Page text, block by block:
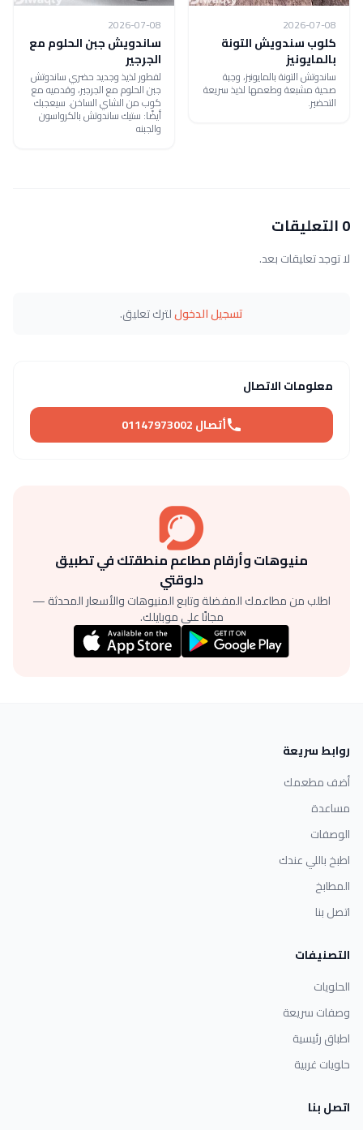
2026-07-08
كلوب سندويش التونة
بالمايونيز
ساندوتش التونة بالمايونيز، وجبة
صحية مشبعة وطعمها لذيذ سريعة
التحضير.
2026-07-08
ساندويش جبن الحلوم مع
الجرجير
لفطور لذيذ وجديد حضري ساندوتش
جبن الحلوم مع الجرجير، وقدميه مع
كوب من الشاي الساخن. سيعجبك
أيضًا: ستيك ساندوتش بالكرواسون
والجبنه
0 التعليقات
لا توجد تعليقات بعد.
تسجيل الدخوللترك تعليق.
معلومات الاتصال
أتصال 01147973002
منيوهات وأرقام مطاعم منطقتك في تطبيق
دلوقتي
اطلب من مطاعمك المفضلة وتابع المنيوهات والأسعار المحدثة —
مجانًا على موبايلك.
روابط سريعة
أضف مطعمك
مساعدة
الوصفات
اطبخ باللي عندك
المطابخ
اتصل بنا
التصنيفات
الحلويات
وصفات سريعة
اطباق رئيسية
حلويات غربية
اتصل بنا